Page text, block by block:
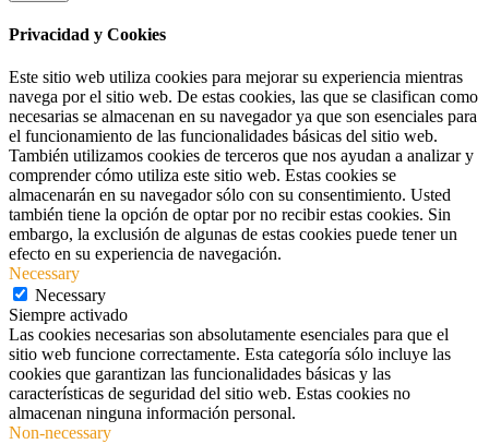
Privacidad y Cookies
Este sitio web utiliza cookies para mejorar su experiencia mientras
navega por el sitio web. De estas cookies, las que se clasifican como
necesarias se almacenan en su navegador ya que son esenciales para
el funcionamiento de las funcionalidades básicas del sitio web.
También utilizamos cookies de terceros que nos ayudan a analizar y
comprender cómo utiliza este sitio web. Estas cookies se
almacenarán en su navegador sólo con su consentimiento. Usted
también tiene la opción de optar por no recibir estas cookies. Sin
embargo, la exclusión de algunas de estas cookies puede tener un
efecto en su experiencia de navegación.
Necessary
Necessary
Siempre activado
Las cookies necesarias son absolutamente esenciales para que el
sitio web funcione correctamente. Esta categoría sólo incluye las
cookies que garantizan las funcionalidades básicas y las
características de seguridad del sitio web. Estas cookies no
almacenan ninguna información personal.
Non-necessary